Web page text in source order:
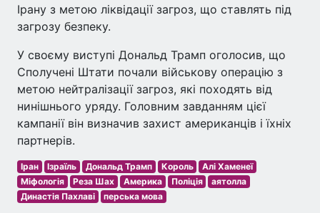
Ірану з метою ліквідації загроз, що ставлять під
загрозу безпеку.
У своєму виступі Дональд Трамп оголосив, що
Сполучені Штати почали військову операцію з
метою нейтралізації загроз, які походять від
нинішнього уряду. Головним завданням цієї
кампанії він визначив захист американців і їхніх
партнерів.
Іран Ізраїль Дональд Трамп Король
Алі Хаменеї
Міфологія
Реза Шах Америка Поліція
аятолла
Династія Пахлаві
перська мова